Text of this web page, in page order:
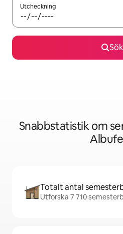
Utcheckning
Sök
Snabbstatistik om
Totalt antal
Utforska 7 710